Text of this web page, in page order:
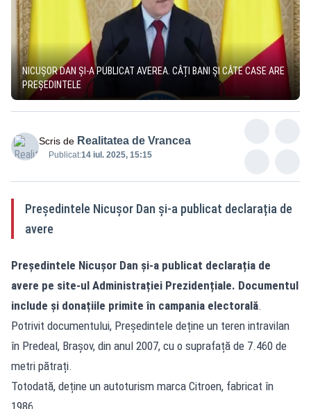
NICUȘOR DAN ȘI-A PUBLICAT AVEREA. CÂȚI BANI ȘI CÂTE CASE ARE
PREȘEDINTELE
Scris de Realitatea de Vrancea
Publicat:14 iul. 2025, 15:15
Președintele Nicușor Dan și-a publicat declarația de
avere
Președintele Nicușor Dan și-a publicat declarația de
avere pe site-ul Administrației Prezidențiale. Documentul
include și donațiile primite în campania electorală.
Potrivit documentului, Președintele deține un teren intravilan
în Predeal, Brașov, din anul 2007, cu o suprafață de 7.460 de
metri pătrați.
Totodată, deține un autoturism marca Citroen, fabricat în
1986.